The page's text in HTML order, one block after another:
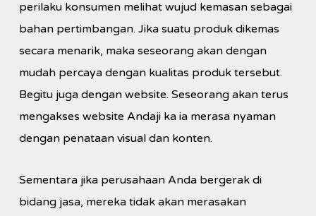
perilaku konsumen melihat wujud kemasan sebagai
bahan pertimbangan. Jika suatu produk dikemas
secara menarik, maka seseorang akan dengan
mudah percaya dengan kualitas produk tersebut.
Begitu juga dengan website. Seseorang akan terus
mengakses website Andaji ka ia merasa nyaman
dengan penataan visual dan konten.
Sementara jika perusahaan Anda bergerak di
bidang jasa, mereka tidak akan merasakan